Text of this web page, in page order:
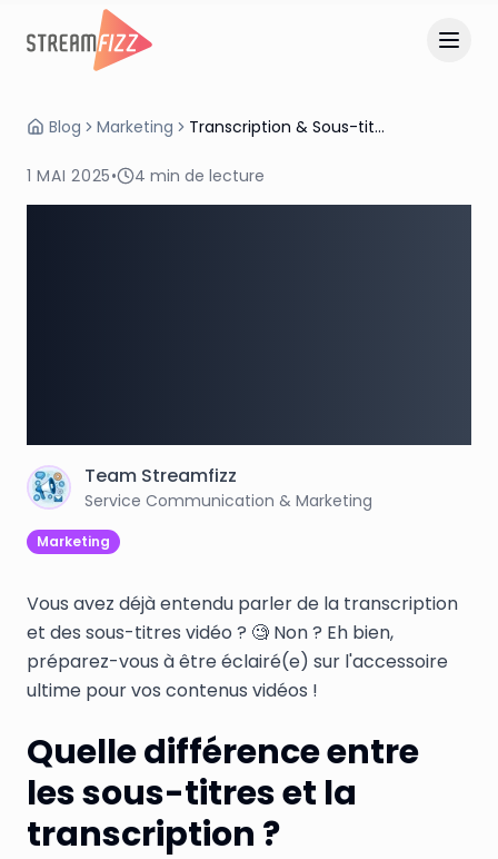
Blog Marketing Transcription & Sous-titres : le duo indispensable pour booster l’accessibilité et le SEO de vos vidéos
1 MAI 2025• 4 min de lecture
T Team Streamfizz
Service Communication & Marketing
Marketing
Vous avez déjà entendu parler de la transcription
et des sous-titres vidéo ? 🧐 Non ? Eh bien,
préparez-vous à être éclairé(e) sur l'accessoire
ultime pour vos contenus vidéos !
Quelle différence entre
les sous-titres et la
transcription ?